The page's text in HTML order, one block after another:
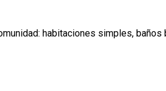
habitaciones simples, baños